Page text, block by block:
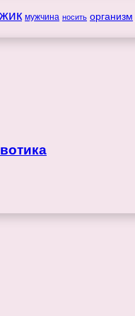
мужчина носить организм